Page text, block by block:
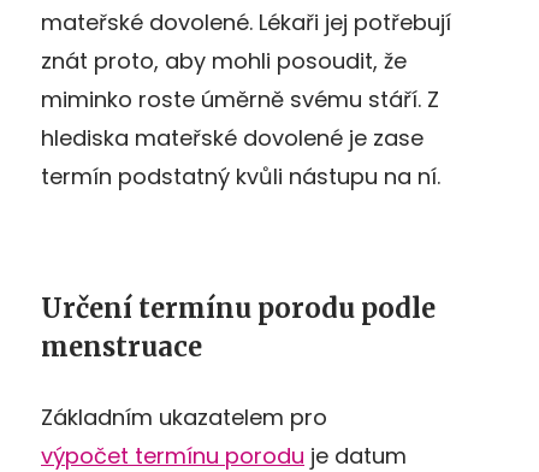
mateřské dovolené. Lékaři jej potřebují
znát proto, aby mohli posoudit, že
miminko roste úměrně svému stáří. Z
hlediska mateřské dovolené je zase
termín podstatný kvůli nástupu na ní.
Určení termínu porodu podle
menstruace
Základním ukazatelem pro
výpočet termínu porodu je datum